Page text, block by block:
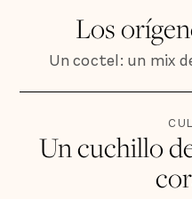
Los
Un coctel: un mix
Un cuchillo